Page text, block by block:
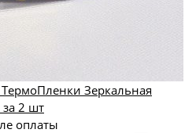
Зеркальная
2 шт
оплаты